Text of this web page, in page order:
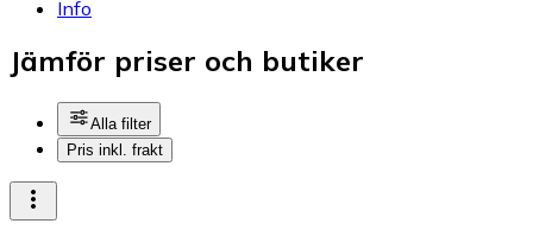
Info
Jämför priser och butiker
Alla filter
Pris inkl. frakt